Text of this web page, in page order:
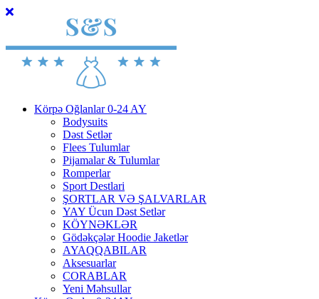
Körpə Oğlanlar 0-24 AY
Bodysuits
Dəst Setlər
Flees Tulumlar
Pijamalar & Tulumlar
Romperlar
Sport Destlari
ŞORTLAR VƏ ŞALVARLAR
YAY Ücun Dəst Setlər
KÖYNƏKLƏR
Gödəkçələr Hoodie Jaketlər
AYAQQABILAR
Aksesuarlar
CORABLAR
Yeni Məhsullar